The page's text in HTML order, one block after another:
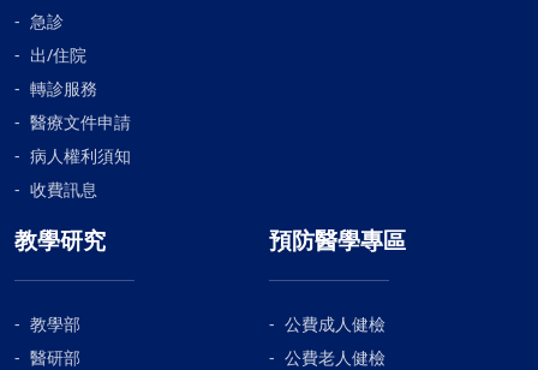
急診
出/住院
轉診服務
醫療文件申請
病人權利須知
收費訊息
教學研究
教學部
醫研部
預防醫學專區
公費成人健檢
公費老人健檢